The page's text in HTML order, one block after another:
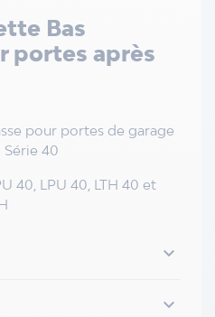
Bas
portes après
pour portes de garage
40
40, LPU 40, LTH 40 et

